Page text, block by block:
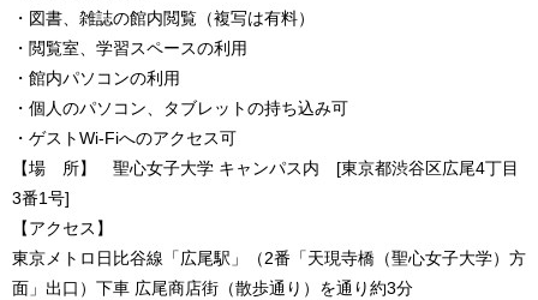
・図書、雑誌の館内閲覧（複写は有料）
・閲覧室、学習スペースの利用
・館内パソコンの利用
・個人のパソコン、タブレットの持ち込み可
・ゲストWi-Fiへのアクセス可
【場 所】 聖心女子大学 キャンパス内 [東京都渋谷区広尾4丁目
3番1号]
【アクセス】
東京メトロ日比谷線「広尾駅」（2番「天現寺橋（聖心女子大学）方
面」出口）下車 広尾商店街（散歩通り）を通り約3分